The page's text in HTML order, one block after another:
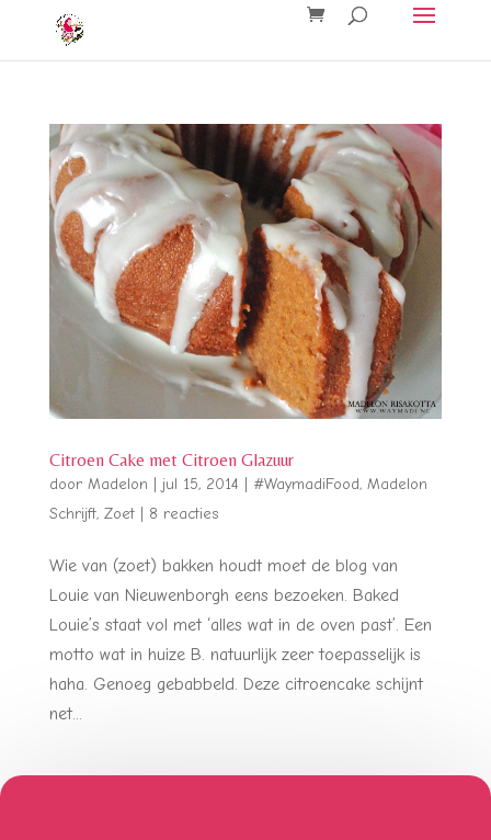
Citroen Cake met Citroen Glazuur
door Madelon jul 15, 2014 #WaymadiFood, Madelon
Schrijft, Zoet| 8 reacties
Wie van (zoet) bakken houdt moet de blog van
Louie van Nieuwenborgh eens bezoeken. Baked
Louie’s staat vol met ‘alles wat in de oven past’. Een
motto wat in huize B. natuurlijk zeer toepasselijk is
haha. Genoeg gebabbeld. Deze citroencake schijnt
net...